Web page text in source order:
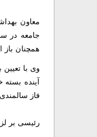
همچنان
آینده
فاز
رئیسی بر